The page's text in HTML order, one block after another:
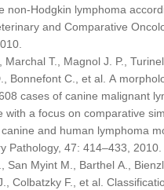
non-Hodgkin lymphoma
and Comparative
Marchal T., Magnol J. P.,
Bonnefont C., et al. A
cases of canine malignant
with a focus on comparative
and human lymphoma
Pathology, 47: 414–433, 2010.
San Myint M., Barthel A.,
Colbatzky F., et al.